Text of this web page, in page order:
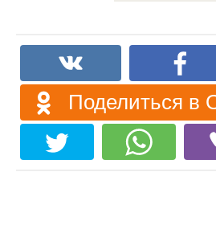
Поделиться в